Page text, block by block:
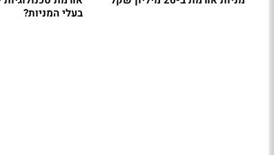
בעלי המניות?